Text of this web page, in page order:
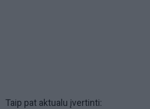
Taip pat aktualu įvertinti: